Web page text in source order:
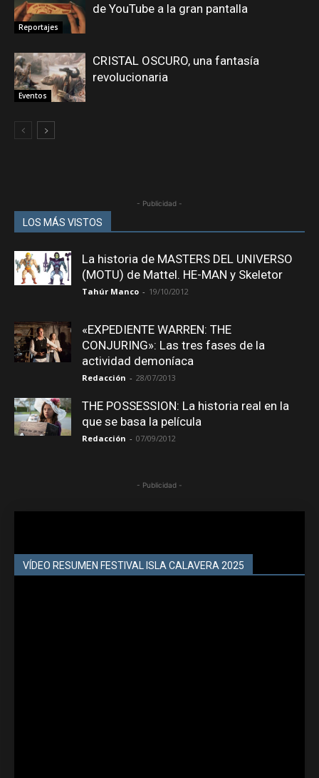
Reportajes
de YouTube a la gran pantalla
Eventos
CRISTAL OSCURO, una fantasía
revolucionaria
- Publicidad -
LOS MÁS VISTOS
La historia de MASTERS DEL UNIVERSO
(MOTU) de Mattel. HE-MAN y Skeletor
Tahúr Manco - 19/10/2012
«EXPEDIENTE WARREN: THE
CONJURING»: Las tres fases de la
actividad demoníaca
Redacción - 28/07/2013
THE POSSESSION: La historia real en la
que se basa la película
Redacción - 07/09/2012
- Publicidad -
VÍDEO RESUMEN FESTIVAL ISLA CALAVERA 2025